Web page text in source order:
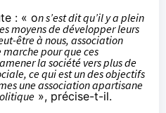
: « on s’est dit qu’il y a plein
moyens de développer leurs
être à nous, association
pour que ces
la société vers plus de
ce qui est un des objectifs
une association apartisane
», précise-t-il.